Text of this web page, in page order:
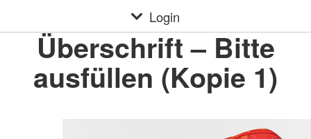
Login
Überschrift – Bitte
ausfüllen (Kopie 1)